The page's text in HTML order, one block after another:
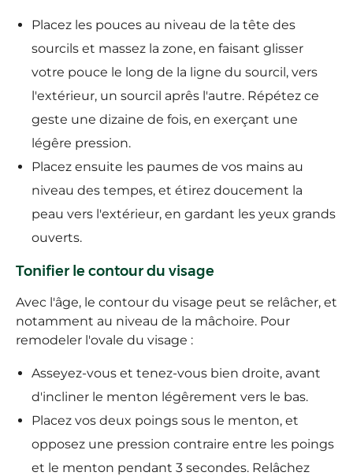
Placez les pouces au niveau de la tête des
sourcils et massez la zone, en faisant glisser
votre pouce le long de la ligne du sourcil, vers
l'extérieur, un sourcil aprês l'autre. Répétez ce
geste une dizaine de fois, en exerçant une
légêre pression.
Placez ensuite les paumes de vos mains au
niveau des tempes, et étirez doucement la
peau vers l'extérieur, en gardant les yeux grands
ouverts.
Tonifier le contour du visage
Avec l'âge, le contour du visage peut se relâcher, et
notamment au niveau de la mâchoire. Pour
remodeler l'ovale du visage :
Asseyez-vous et tenez-vous bien droite, avant
d'incliner le menton légêrement vers le bas.
Placez vos deux poings sous le menton, et
opposez une pression contraire entre les poings
et le menton pendant 3 secondes. Relâchez